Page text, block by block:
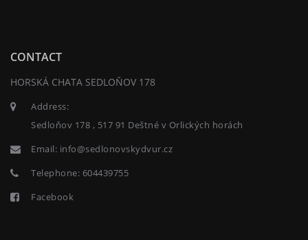
CONTACT
HORSKÁ CHATA SEDLOŇOV 178
Address:
Sedloňov 178 , 517 91 Deštné v Orlických horách
Email: info@sedlonovskydvur.cz
Telephone: 604439755
Facebook